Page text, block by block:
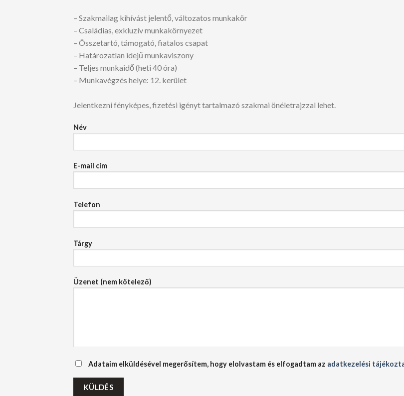
– Szakmailag kihívást jelentő, változatos munkakör
– Családias, exkluzív munkakörnyezet
– Összetartó, támogató, fiatalos csapat
– Határozatlan idejű munkaviszony
– Teljes munkaidő (heti 40 óra)
– Munkavégzés helye: 12. kerület
Jelentkezni fényképes, fizetési igényt tartalmazó szakmai önéletrajzzal lehet.
Név
E-mail cím
Telefon
Tárgy
Üzenet (nem kötelező)
Adataim elküldésével megerősítem, hogy elolvastam és elfogadtam az adatkezelési